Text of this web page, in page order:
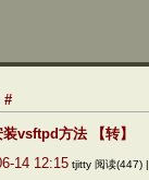
#
vsftpd方法 【转】
14 12:15 tjitty 阅读(447) |